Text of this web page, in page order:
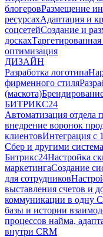
блогеровРазмещение
ресурсахАдаптация и
соцсетейСоздание и
досках
оптимизация
ДИЗАЙН
Разработка логотипа
фирменного стиля
(маскота)
БИТРИКС24
Автоматизация отдела
внедрение воронок
клиентовИнтеграция
Сбер и другими
Битрикс24Настройка
маркетингаСоздание
для сотрудников
выставления счетов и
коммуникации в одну
базы и истории
процессов найма,
внутри CRM